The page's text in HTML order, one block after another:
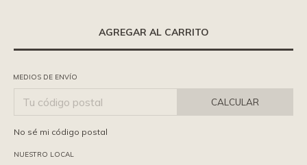
MEDIOS DE ENVÍO
CALCULAR
No sé mi código postal
NUESTRO LOCAL